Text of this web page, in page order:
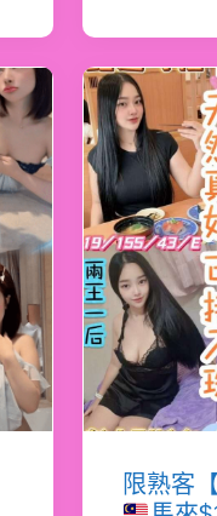
限熟客